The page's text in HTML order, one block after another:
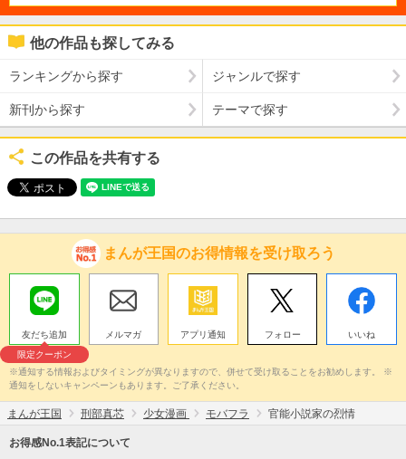
他の作品も探してみる
ランキングから探す ジャンルで探す
新刊から探す テーマで探す
この作品を共有する
まんが王国のお得情報を受け取ろう
友だち追加
限定クーポン
メルマガ アプリ通知 フォロー いいね
※通知する情報およびタイミングが異なりますので、併せて受け取ることをお勧めします。 ※
通知をしないキャンペーンもあります。ご了承ください。
まんが王国 刑部真芯 少女漫画 モバフラ 官能小説家の烈情
お得感No.1表記について